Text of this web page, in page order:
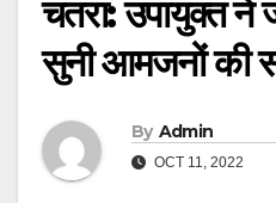
चतरा: उपायुक्त ने
सुनी आमजनों की
By Admin
OCT 11, 2022